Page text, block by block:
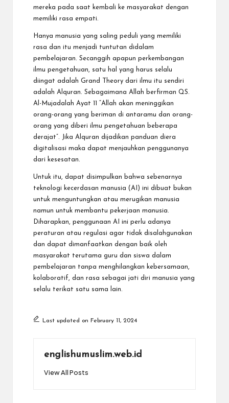
mereka pada saat kembali ke masyarakat dengan
memiliki rasa empati.
Hanya manusia yang saling peduli yang memiliki
rasa dan itu menjadi tuntutan didalam
pembelajaran. Secanggih apapun perkembangan
ilmu pengetahuan, satu hal yang harus selalu
diingat adalah Grand Theory dari ilmu itu sendiri
adalah Alquran. Sebagaimana Allah berfirman QS.
Al-Mujadalah Ayat 11 “Allah akan meninggikan
orang-orang yang beriman di antaramu dan orang-
orang yang diberi ilmu pengetahuan beberapa
derajat”. Jika Alquran dijadikan panduan diera
digitalisasi maka dapat menjauhkan penggunanya
dari kesesatan.
Untuk itu, dapat disimpulkan bahwa sebenarnya
teknologi kecerdasan manusia (AI) ini dibuat bukan
untuk menguntungkan atau merugikan manusia
namun untuk membantu pekerjaan manusia.
Diharapkan, penggunaan AI ini perlu adanya
peraturan atau regulasi agar tidak disalahgunakan
dan dapat dimanfaatkan dengan baik oleh
masyarakat terutama guru dan siswa dalam
pembelajaran tanpa menghilangkan kebersamaan,
kolaboratif, dan rasa sebagai jati diri manusia yang
selalu terikat satu sama lain.
Last updated on February 11, 2024
englishumuslim.web.id
View All Posts